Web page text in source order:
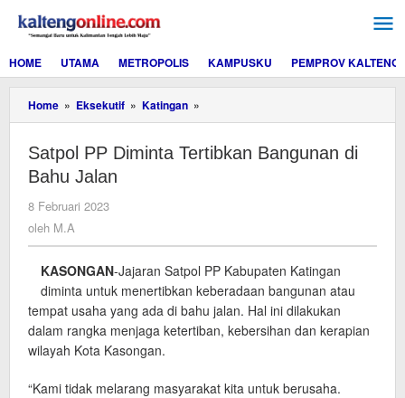
konten
HOME
UTAMA METROPOLIS KAMPUSKU PEMPROV KALTENG
Home » Eksekutif » Katingan »
PP
Tertibkan
Satpol PP Diminta Tertibkan Bangunan di
Bahu Jalan
8 Februari 2023
oleh M.A
KASONGAN-Jajaran Satpol PP Kabupaten Katingan
diminta untuk menertibkan keberadaan bangunan atau
tempat usaha yang ada di bahu jalan. Hal ini dilakukan
dalam rangka menjaga ketertiban, kebersihan dan kerapian
wilayah Kota Kasongan.
“Kami tidak melarang masyarakat kita untuk berusaha.